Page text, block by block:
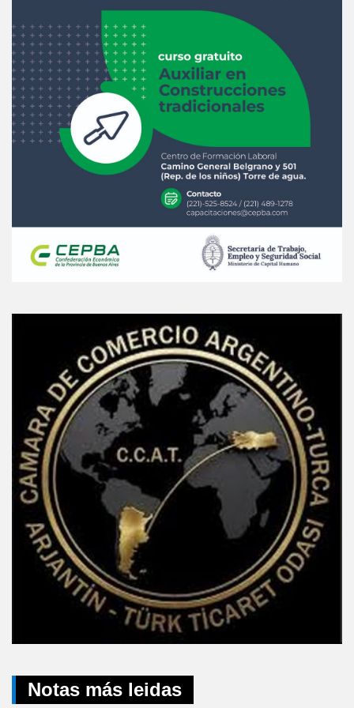
Notas más leidas